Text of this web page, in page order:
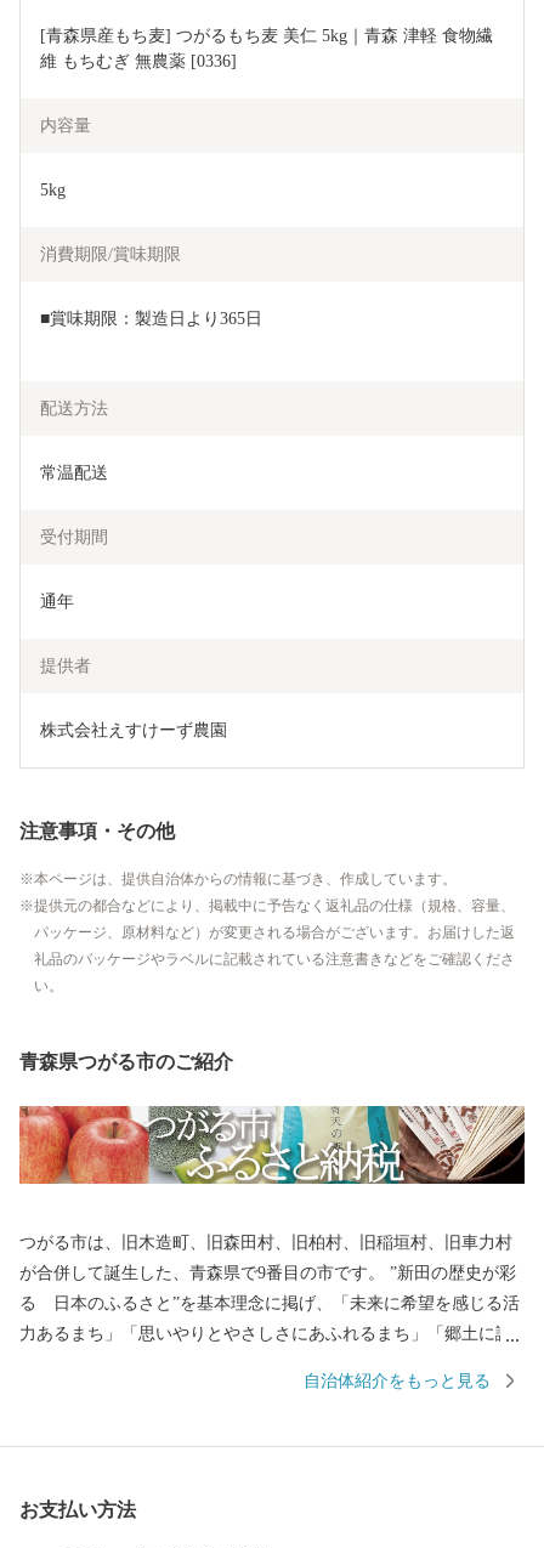
[青森県産もち麦] つがるもち麦 美仁 5kg｜青森 津軽 食物繊
維 もちむぎ 無農薬 [0336]
内容量
5kg
消費期限/賞味期限
■賞味期限：製造日より365日
配送方法
常温配送
受付期間
通年
提供者
株式会社えすけーず農園
注意事項・その他
本ページは、提供自治体からの情報に基づき、作成しています。
提供元の都合などにより、掲載中に予告なく返礼品の仕様（規格、容量、
パッケージ、原材料など）が変更される場合がございます。お届けした返
礼品のパッケージやラベルに記載されている注意書きなどをご確認くださ
い。
青森県つがる市のご紹介
つがる市は、旧木造町、旧森田村、旧柏村、旧稲垣村、旧車力村
が合併して誕生した、青森県で9番目の市です。 ”新田の歴史が彩
る 日本のふるさと”を基本理念に掲げ、「未来に希望を感じる活
力あるまち」「思いやりとやさしさにあふれるまち」「郷土に誇
自治体紹介をもっと見る
お支払い方法